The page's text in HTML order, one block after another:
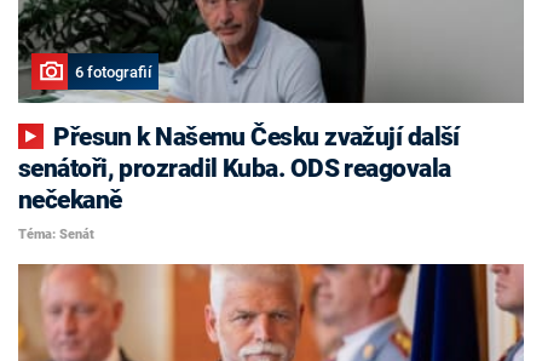
6 fotografií
senátoři, prozradil Kuba. ODS reagovala
nečekaně
Téma: Senát